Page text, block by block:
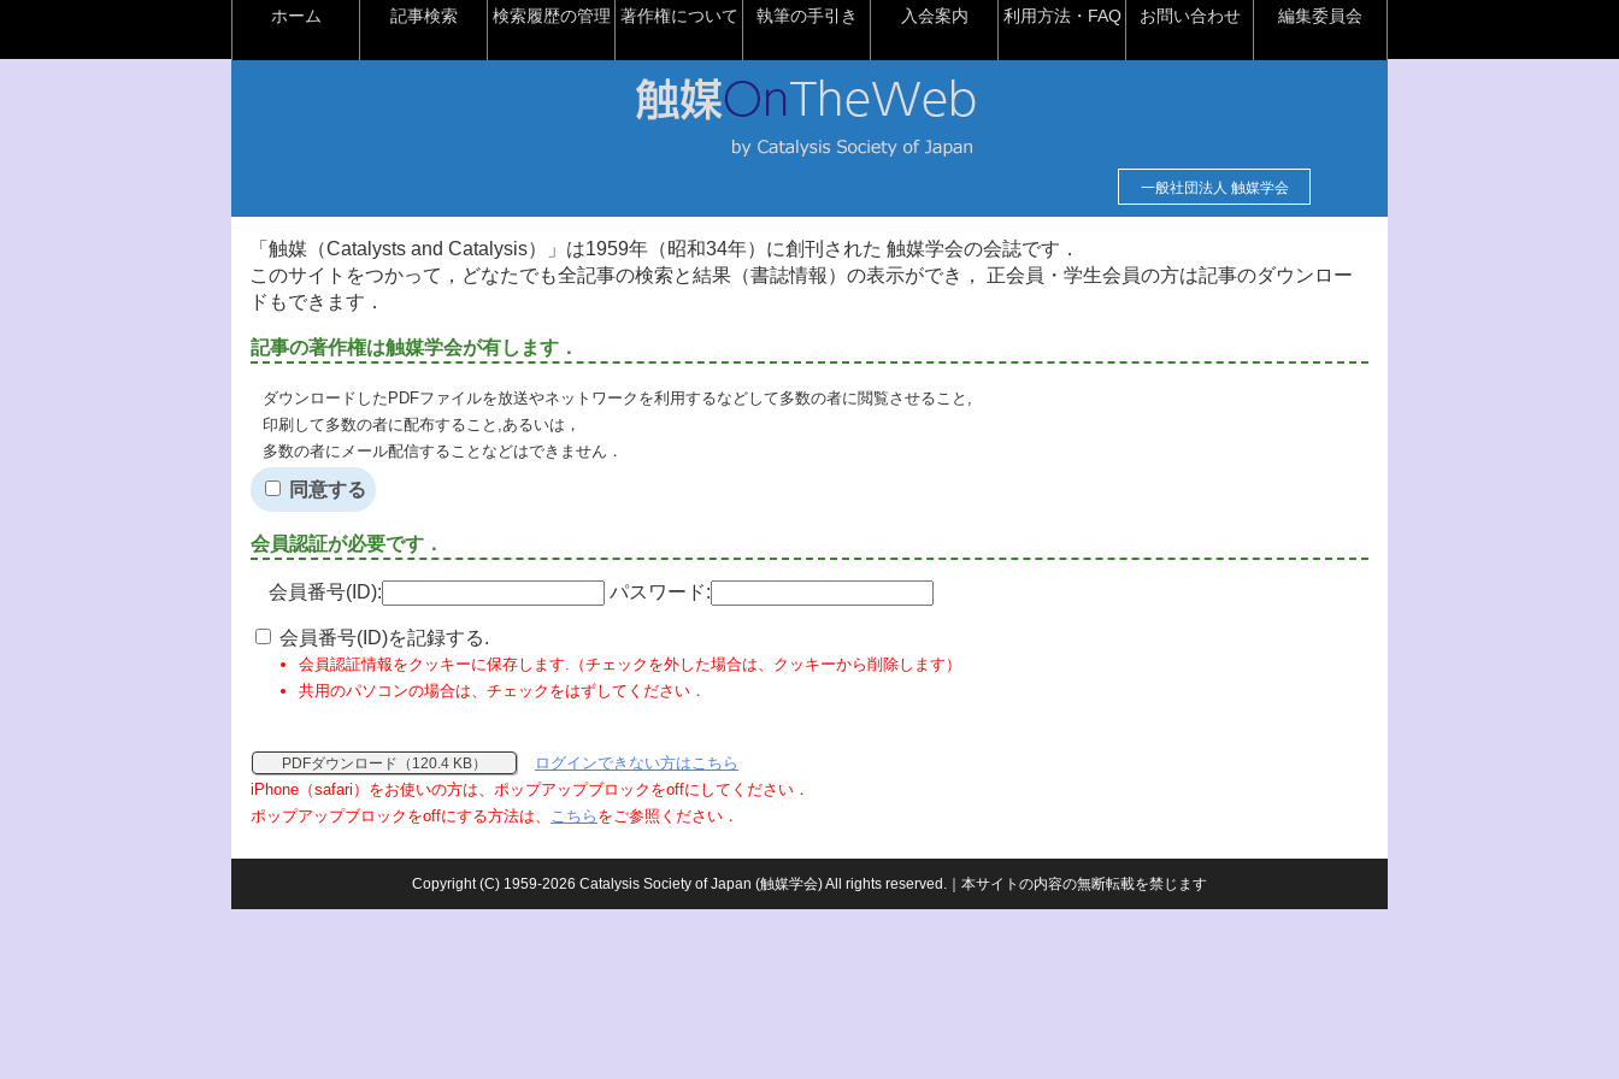
ホーム 記事検索 検索履歴の管理 著作権について 執筆の手引き 入会案内 利用方法・FAQ お問い合わせ 編集委員会
一般社団法人 触媒学会
「触媒（Catalysts and Catalysis）」は1959年（昭和34年）に創刊された 触媒学会の会誌です．
このサイトをつかって，どなたでも全記事の検索と結果（書誌情報）の表示ができ， 正会員・学生会員の方は記事のダウンロー
ドもできます．
記事の著作権は触媒学会が有します．
ダウンロードしたPDFファイルを放送やネットワークを利用するなどして多数の者に閲覧させること,
印刷して多数の者に配布すること,あるいは，
多数の者にメール配信することなどはできません．
同意する
会員認証が必要です．
会員番号(ID): パスワード:
会員番号(ID)を記録する.
会員認証情報をクッキーに保存します.（チェックを外した場合は、クッキーから削除します）
共用のパソコンの場合は、チェックをはずしてください．
PDFダウンロード（120.4 KB）
ログインできない方はこちら
iPhone（safari）をお使いの方は、ポップアップブロックをoffにしてください．
ポップアップブロックをoffにする方法は、 こちら をご参照ください．
Copyright (C) 1959-2026 Catalysis Society of Japan (触媒学会) All rights reserved.｜本サイトの内容の無断転載を禁じます